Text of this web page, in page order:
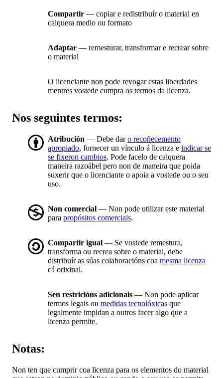
Compartir — copiar e redistribuír o material en
calquera medio ou formato
Adaptar — remesturar, transformar e recrear sobre
o material
O licenciante non pode revogar estas liberdades
mentres vostede cumpra os termos da licenza.
Nos seguintes termos:
Atribución — Debe daro recoñecemento
apropiado, fornecer un vínculo á licenza e indicar se
se fixeron cambios. Pode facelo de calquera
maneira razoábel pero non de maneira que poida
suxerir que o licenciante o apoia a vostede ou o seu
uso.
Non comercial — Non pode utilizar este material
para propósitos comerciais.
Compartir igual — Se vostede remestura,
transforma ou recrea sobre o material, debe
distribuír as súas colaboracións coa mesma licenza
cá orixinal.
Sen restricións adicionais — Non pode aplicar
termos legais ou medidas tecnolóxicas que
legalmente impidan a outros facer algo que a
licenza permite.
Notas:
Non ten que cumprir coa licenza para os elementos do material